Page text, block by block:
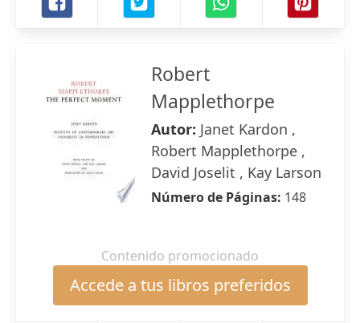
Robert
Mapplethorpe
Autor: Janet Kardon ,
Robert Mapplethorpe ,
David Joselit , Kay Larson
Número de Páginas: 148
Contenido promocionado
Accede a tus libros preferidos